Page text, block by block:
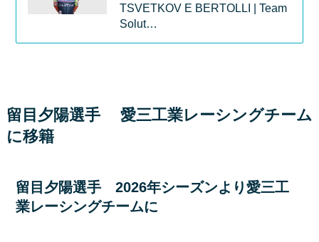
TSVETKOV E BERTOLLI | Team
Solut…
留目夕陽選手 愛三工業レーシングチーム
に移籍
留目夕陽選手 2026年シーズンより愛三工
業レーシングチームに